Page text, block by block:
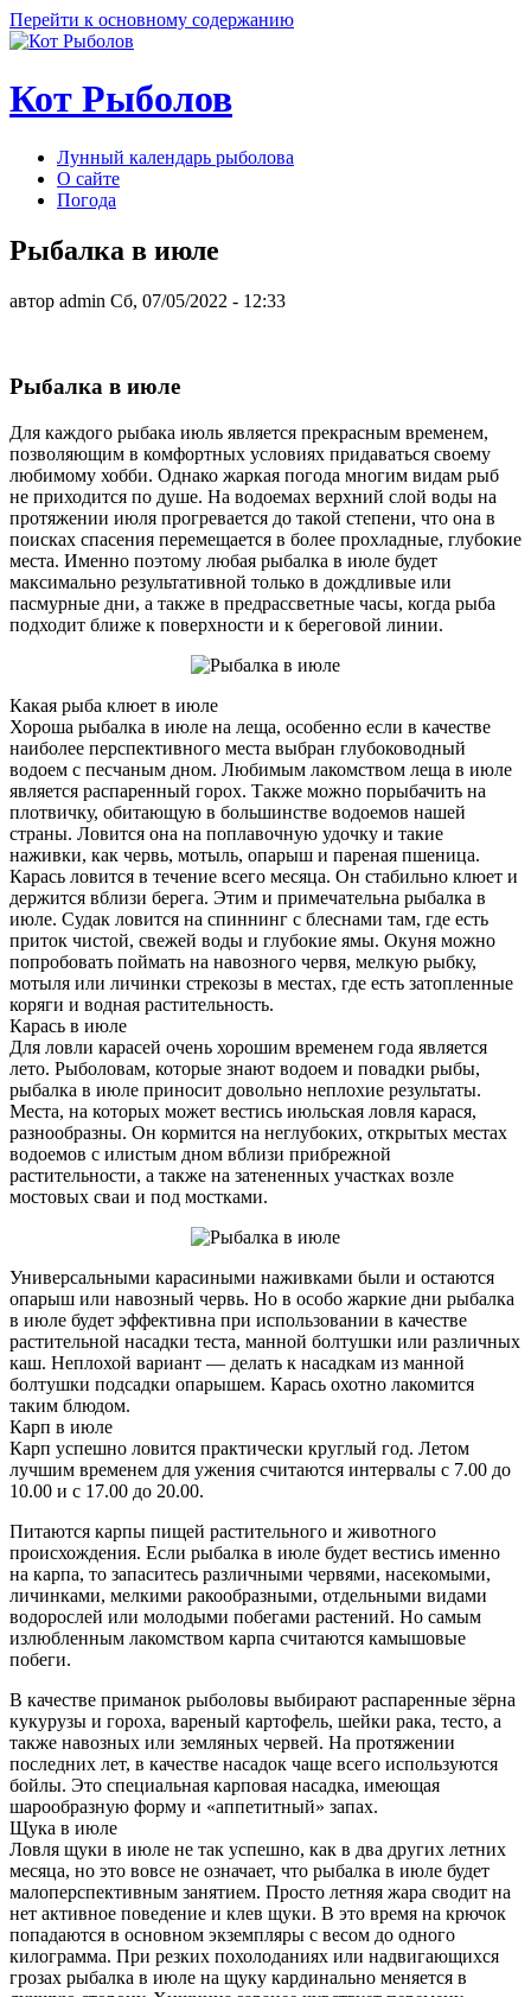
Перейти к основному содержанию
Кот Рыболов
Лунный календарь рыболова
О сайте
Погода
Рыбалка в июле
автор admin Сб, 07/05/2022 - 12:33
Рыбалка в июле
Для каждого рыбака июль является прекрасным временем,
позволяющим в комфортных условиях придаваться своему
любимому хобби. Однако жаркая погода многим видам рыб
не приходится по душе. На водоемах верхний слой воды на
протяжении июля прогревается до такой степени, что она в
поисках спасения перемещается в более прохладные, глубокие
места. Именно поэтому любая рыбалка в июле будет
максимально результативной только в дождливые или
пасмурные дни, а также в предрассветные часы, когда рыба
подходит ближе к поверхности и к береговой линии.
Какая рыба клюет в июле
Хороша рыбалка в июле на леща, особенно если в качестве
наиболее перспективного места выбран глубоководный
водоем с песчаным дном. Любимым лакомством леща в июле
является распаренный горох. Также можно порыбачить на
плотвичку, обитающую в большинстве водоемов нашей
страны. Ловится она на поплавочную удочку и такие
наживки, как червь, мотыль, опарыш и пареная пшеница.
Карась ловится в течение всего месяца. Он стабильно клюет и
держится вблизи берега. Этим и примечательна рыбалка в
июле. Судак ловится на спиннинг с блеснами там, где есть
приток чистой, свежей воды и глубокие ямы. Окуня можно
попробовать поймать на навозного червя, мелкую рыбку,
мотыля или личинки стрекозы в местах, где есть затопленные
коряги и водная растительность.
Карась в июле
Для ловли карасей очень хорошим временем года является
лето. Рыболовам, которые знают водоем и повадки рыбы,
рыбалка в июле приносит довольно неплохие результаты.
Места, на которых может вестись июльская ловля карася,
разнообразны. Он кормится на неглубоких, открытых местах
водоемов с илистым дном вблизи прибрежной
растительности, а также на затененных участках возле
мостовых сваи и под мостками.
Универсальными карасиными наживками были и остаются
опарыш или навозный червь. Но в особо жаркие дни рыбалка
в июле будет эффективна при использовании в качестве
растительной насадки теста, манной болтушки или различных
каш. Неплохой вариант — делать к насадкам из манной
болтушки подсадки опарышем. Карась охотно лакомится
таким блюдом.
Карп в июле
Карп успешно ловится практически круглый год. Летом
лучшим временем для ужения считаются интервалы с 7.00 до
10.00 и с 17.00 до 20.00.
Питаются карпы пищей растительного и животного
происхождения. Если рыбалка в июле будет вестись именно
на карпа, то запаситесь различными червями, насекомыми,
личинками, мелкими ракообразными, отдельными видами
водорослей или молодыми побегами растений. Но самым
излюбленным лакомством карпа считаются камышовые
побеги.
В качестве приманок рыболовы выбирают распаренные зёрна
кукурузы и гороха, вареный картофель, шейки рака, тесто, а
также навозных или земляных червей. На протяжении
последних лет, в качестве насадок чаще всего используются
бойлы. Это специальная карповая насадка, имеющая
шарообразную форму и «аппетитный» запах.
Щука в июле
Ловля щуки в июле не так успешно, как в два других летних
месяца, но это вовсе не означает, что рыбалка в июле будет
малоперспективным занятием. Просто летняя жара сводит на
нет активное поведение и клев щуки. В это время на крючок
попадаются в основном экземпляры с весом до одного
килограмма. При резких похолоданиях или надвигающихся
грозах рыбалка в июле на щуку кардинально меняется в